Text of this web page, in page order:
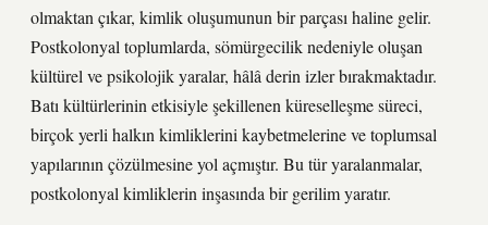
olmaktan çıkar, kimlik oluşumunun bir parçası haline gelir.
Postkolonyal toplumlarda, sömürgecilik nedeniyle oluşan
kültürel ve psikolojik yaralar, hâlâ derin izler bırakmaktadır.
Batı kültürlerinin etkisiyle şekillenen küreselleşme süreci,
birçok yerli halkın kimliklerini kaybetmelerine ve toplumsal
yapılarının çözülmesine yol açmıştır. Bu tür yaralanmalar,
postkolonyal kimliklerin inşasında bir gerilim yaratır.